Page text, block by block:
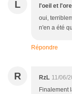
L l'oeil et
oui,
n'en a été
Répondre
R RzL 11/06/
Finalement